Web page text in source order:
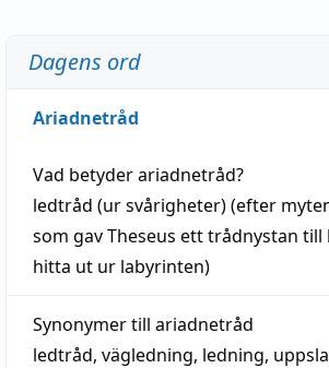
Dagens ord
Ariadnetråd
Vad betyderariadnetråd?
ledtråd (ur svårigheter) (efter
som gav Theseus ett trådnystan till
hitta ut ur labyrinten)
Synonymer till ariadnetråd
ledtråd, vägledning, ledning,